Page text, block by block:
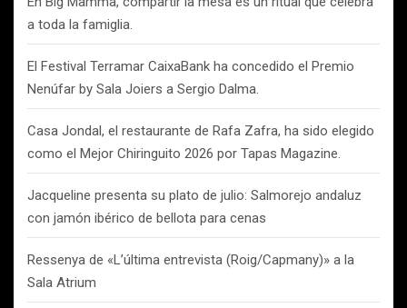
a toda la famiglia.
El Festival Terramar CaixaBank ha concedido el Premio
Nenúfar by Sala Joiers a Sergio Dalma.
Casa Jondal, el restaurante de Rafa Zafra, ha sido elegido
como el Mejor Chiringuito 2026 por Tapas Magazine.
Jacqueline presenta su plato de julio: Salmorejo andaluz
con jamón ibérico de bellota para cenas
Ressenya de «L’última entrevista (Roig/Capmany)» a la
Sala Atrium